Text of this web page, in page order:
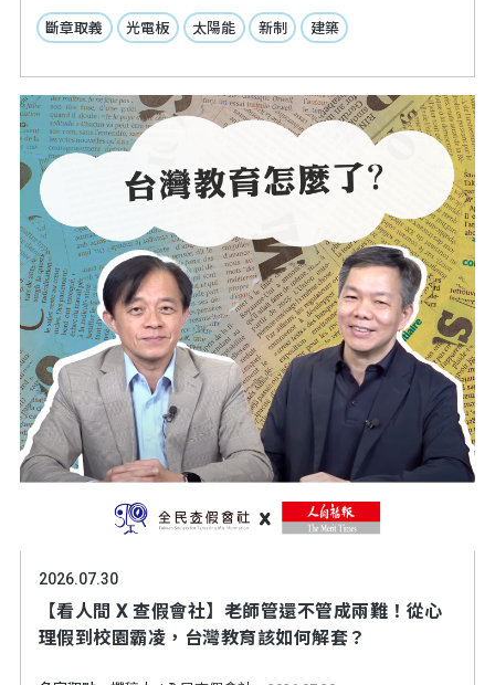
斷章取義 光電板 太陽能 新制 建築
2026.07.30
【看人間 X 查假會社】老師管還不管成兩難！從心
理假到校園霸凌，台灣教育該如何解套？